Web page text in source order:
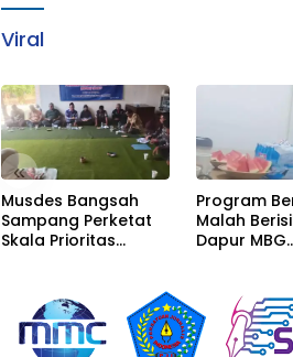
Viral
«
Musdes Bangsah
Sampang Perketat
Skala Prioritas
Mengingatkan Desa
tidak boleh terjebak
pada pemerataan
Program
Malah
Dapur MBG
Fasilitas
Standar